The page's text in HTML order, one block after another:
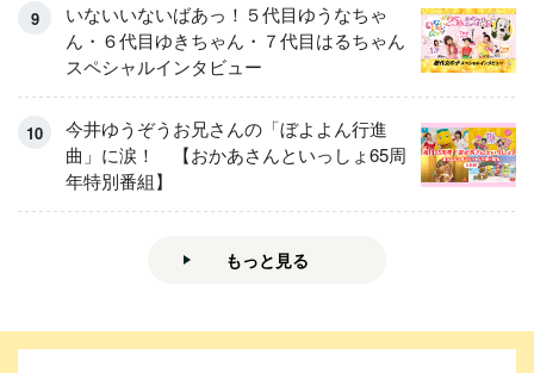
いないいないばあっ！５代目ゆうなちゃ
ん・６代目ゆきちゃん・７代目はるちゃん
スペシャルインタビュー
今井ゆうぞうお兄さんの「ぼよよん行進
曲」に涙！ 【おかあさんといっしょ65周
年特別番組】
もっと見る